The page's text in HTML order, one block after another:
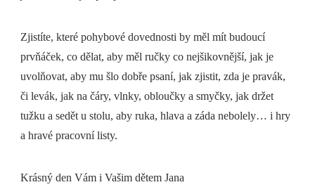
Zjistíte, které pohybové dovednosti by měl mít budoucí
prvňáček, co dělat, aby měl ručky co nejšikovnější, jak je
uvolňovat, aby mu šlo dobře psaní, jak zjistit, zda je pravák,
či levák, jak na čáry, vlnky, obloučky a smyčky, jak držet
tužku a sedět u stolu, aby ruka, hlava a záda nebolely… i hry
a hravé pracovní listy.
Krásný den Vám i Vašim dětem Jana